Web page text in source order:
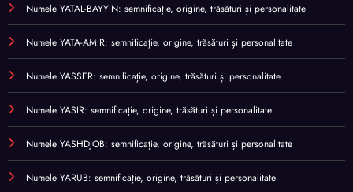
Numele YATAL-BAYYIN: semnificație, origine, trăsături și personalitate
Numele YATA-AMIR: semnificație, origine, trăsături și personalitate
Numele YASSER: semnificație, origine, trăsături și personalitate
Numele YASIR: semnificație, origine, trăsături și personalitate
Numele YASHDJOB: semnificație, origine, trăsături și personalitate
Numele YARUB: semnificație, origine, trăsături și personalitate